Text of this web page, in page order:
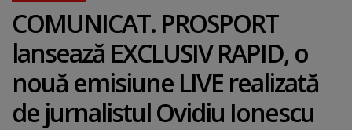
COMUNICAT. PROSPORT
lansează EXCLUSIV RAPID, o
nouă emisiune LIVE realizată
de jurnalistul Ovidiu Ionescu